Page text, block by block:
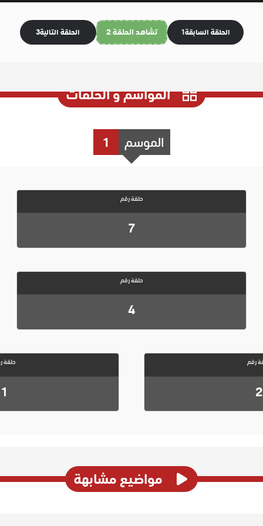
الحلقة السابقة1 تشاهد الحلقة 2 الحلقة التالية3
المواسم و الحلقات
الموسم 1
حلقة رقم
7
حلقة رقم
4
رقم
2
حلقة
1
مواضيع مشابهة